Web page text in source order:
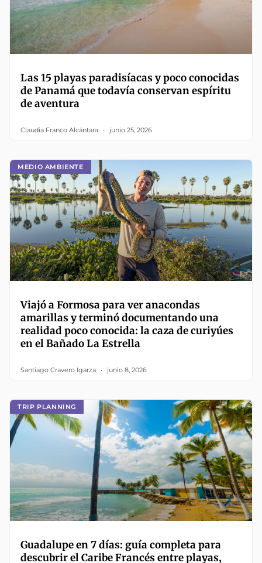
Las 15 playas paradisíacas y poco conocidas
de Panamá que todavía conservan espíritu
de aventura
Claudia Franco Alcántara junio 25, 2026
MEDIO AMBIENTE
Viajó a Formosa para ver anacondas
amarillas y terminó documentando una
realidad poco conocida: la caza de curiyúes
en el Bañado La Estrella
Santiago Cravero Igarza junio 8, 2026
TRIP PLANNING
Guadalupe en 7 días: guía completa para
descubrir el Caribe Francés entre playas,